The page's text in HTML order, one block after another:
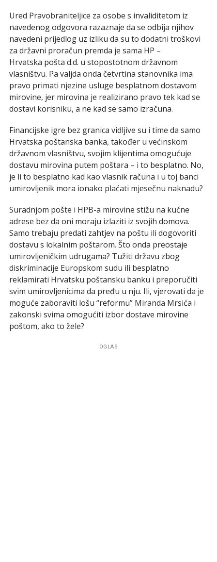
Ured Pravobraniteljice za osobe s invaliditetom iz
navedenog odgovora razaznaje da se odbija njihov
navedeni prijedlog uz izliku da su to dodatni troškovi
za državni proračun premda je sama HP –
Hrvatska pošta d.d. u stopostotnom državnom
vlasništvu. Pa valjda onda četvrtina stanovnika ima
pravo primati njezine usluge besplatnom dostavom
mirovine, jer mirovina je realizirano pravo tek kad se
dostavi korisniku, a ne kad se samo izračuna.
Financijske igre bez granica vidljive su i time da samo
Hrvatska poštanska banka, također u većinskom
državnom vlasništvu, svojim klijentima omogućuje
dostavu mirovina putem poštara – i to besplatno. No,
je li to besplatno kad kao vlasnik računa i u toj banci
umirovljenik mora ionako plaćati mjesečnu naknadu?
Suradnjom pošte i HPB-a mirovine stižu na kućne
adrese bez da oni moraju izlaziti iz svojih domova.
Samo trebaju predati zahtjev na poštu ili dogovoriti
dostavu s lokalnim poštarom. Što onda preostaje
umirovljeničkim udrugama? Tužiti državu zbog
diskriminacije Europskom sudu ili besplatno
reklamirati Hrvatsku poštansku banku i preporučiti
svim umirovljenicima da pređu u nju. Ili, vjerovati da je
moguće zaboraviti lošu “reformu” Miranda Mrsića i
zakonski svima omogućiti izbor dostave mirovine
poštom, ako to žele?
OGLAS